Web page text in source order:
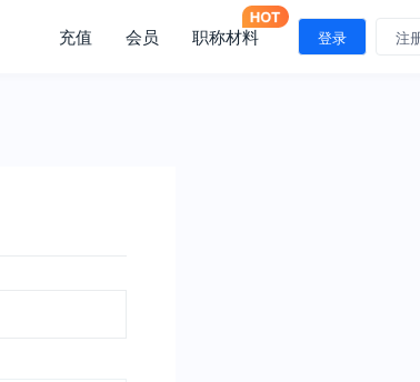
充值 会员 职称材料 登录 注